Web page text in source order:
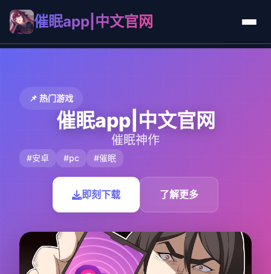
催眠app|中文官网
📌 热门游戏
催眠app|中文官网
催眠神作
#安卓 #pc #催眠
即刻下载 了解更多